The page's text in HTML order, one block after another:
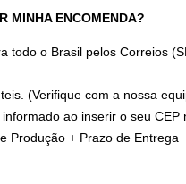
MINHA ENCOMENDA?
todo o Brasil pelos Correios
(Verifique com a nossa
ao inserir o seu
Produção + Prazo de Entrega